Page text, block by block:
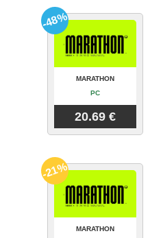
MARATHON
PC
20.69 €
-48%
MARATHON
-21%